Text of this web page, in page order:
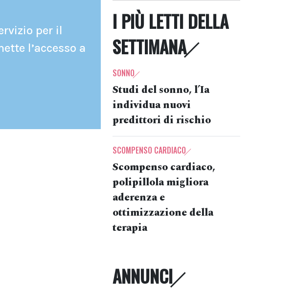
per il
l’accesso a
I PIÙ LETTI DELLA
SETTIMANA
SONNO
Studi del sonno, l’Ia
individua nuovi
predittori di rischio
SCOMPENSO CARDIACO
Scompenso cardiaco,
polipillola migliora
aderenza e
ottimizzazione della
terapia
ANNUNCI